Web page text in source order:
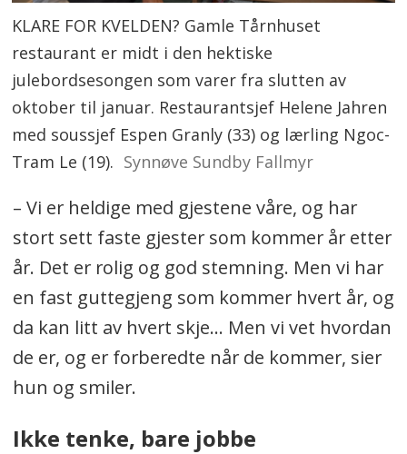
KLARE FOR KVELDEN? Gamle Tårnhuset
restaurant er midt i den hektiske
julebordsesongen som varer fra slutten av
oktober til januar. Restaurantsjef Helene Jahren
med soussjef Espen Granly (33) og lærling Ngoc-
Tram Le (19). Synnøve Sundby Fallmyr
– Vi er heldige med gjestene våre, og har
stort sett faste gjester som kommer år etter
år. Det er rolig og god stemning. Men vi har
en fast guttegjeng som kommer hvert år, og
da kan litt av hvert skje… Men vi vet hvordan
de er, og er forberedte når de kommer, sier
hun og smiler.
Ikke tenke, bare jobbe